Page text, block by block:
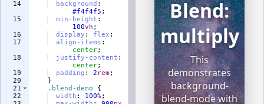
14
15
16
17
18
19
20
21
22
background :
#f4f4f5 ;
min-height :
100vh ;
display : flex ;
align-items :
center;
justify-content :
center;
padding : 2 rem ;
}
.blend-demo
{
width : 100%;